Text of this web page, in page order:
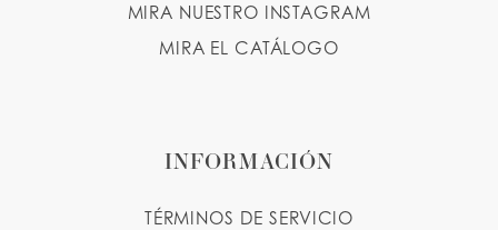
MIRA NUESTRO INSTAGRAM
MIRA EL CATÁLOGO
INFORMACIÓN
TÉRMINOS DE SERVICIO